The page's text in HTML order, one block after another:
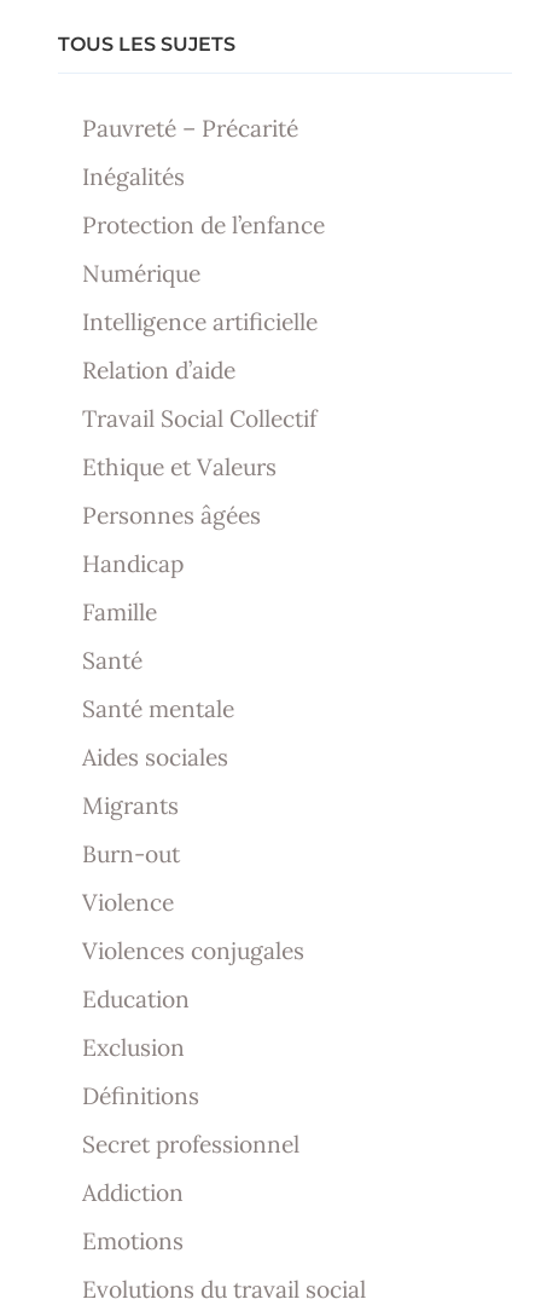
TOUS LES SUJETS
Pauvreté – Précarité
Inégalités
Protection de l’enfance
Numérique
Intelligence artificielle
Relation d’aide
Travail Social Collectif
Ethique et Valeurs
Personnes âgées
Handicap
Famille
Santé
Santé mentale
Aides sociales
Migrants
Burn-out
Violence
Violences conjugales
Education
Exclusion
Définitions
Secret professionnel
Addiction
Emotions
Evolutions du travail social